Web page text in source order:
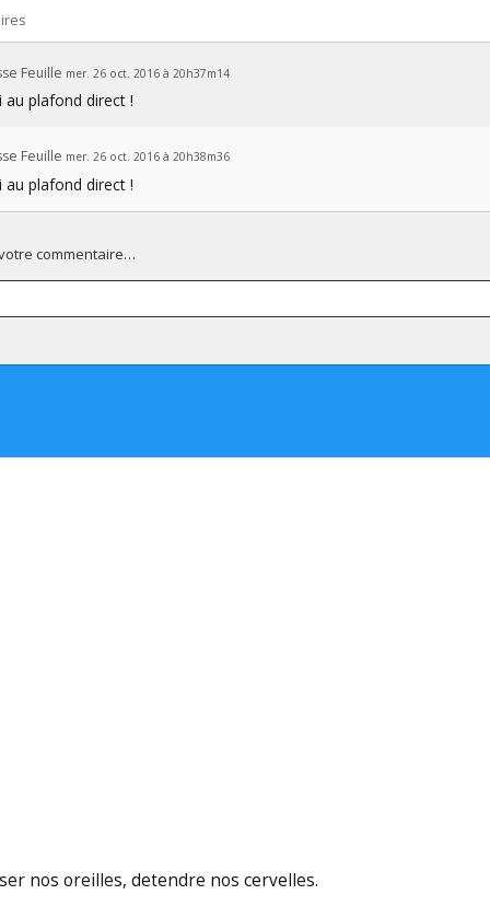
Feuille mer. 26 oct. 2016 à 20h37m14
au plafond direct !
Feuille mer. 26 oct. 2016 à 20h38m36
au plafond direct !
commentaire…
nos oreilles, detendre nos cervelles.